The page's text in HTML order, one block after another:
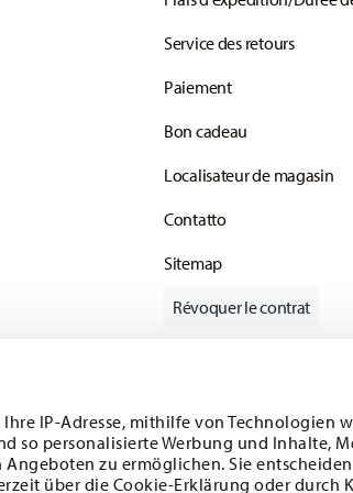
IP-Adresse, mithilfe von Technologien
so personalisierte Werbung und Inhalte,
zu ermöglichen. Sie
über die Cookie-Erklärung oder durch
commande inférieure à
pouvez consulter les
Service des retours
Paiement
Bon cadeau
Localisateur de magasin
Contatto
Sitemap
Révoquer le contrat
sur